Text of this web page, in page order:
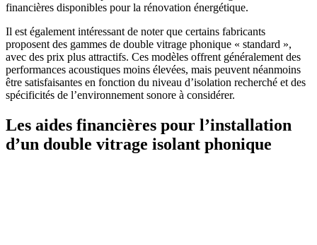
financières disponibles pour la rénovation énergétique.
Il est également intéressant de noter que certains fabricants
proposent des gammes de double vitrage phonique « standard »,
avec des prix plus attractifs. Ces modèles offrent généralement des
performances acoustiques moins élevées, mais peuvent néanmoins
être satisfaisantes en fonction du niveau d’isolation recherché et des
spécificités de l’environnement sonore à considérer.
Les aides financières pour l’installation
d’un double vitrage isolant phonique